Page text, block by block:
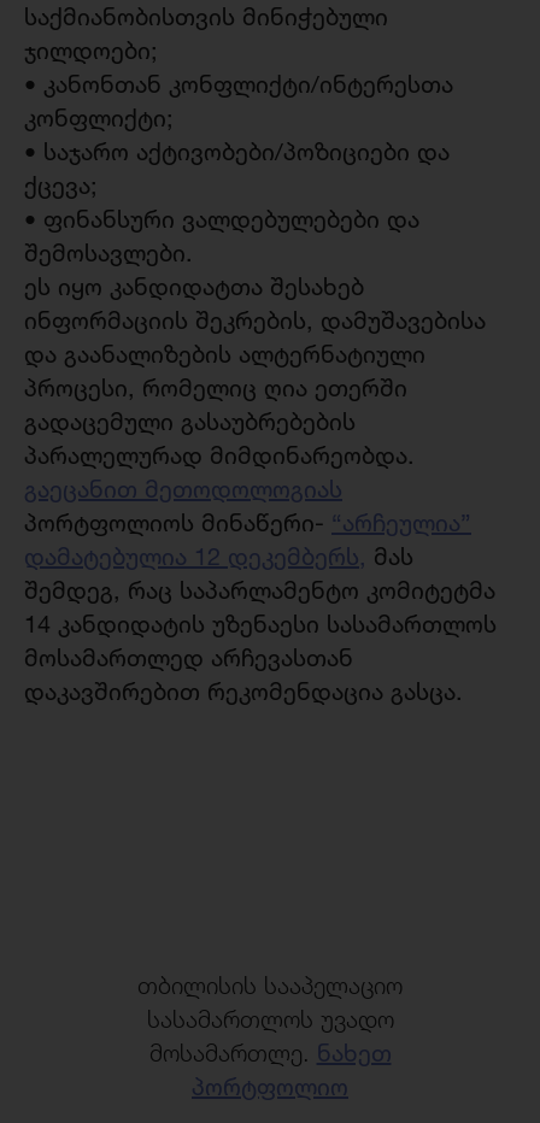
საქმიანობისთვის მინიჭებული
ჯილდოები;
• კანონთან კონფლიქტი/ინტერესთა
კონფლიქტი;
• საჯარო აქტივობები/პოზიციები და
ქცევა;
• ფინანსური ვალდებულებები და
შემოსავლები.
ეს იყო კანდიდატთა შესახებ
ინფორმაციის შეკრების, დამუშავებისა
და გაანალიზების ალტერნატიული
პროცესი, რომელიც ღია ეთერში
გადაცემული გასაუბრებების
პარალელურად მიმდინარეობდა.
გაეცანით მეთოდოლოგიას
პორტფოლიოს მინაწერი- “არჩეულია”
დამატებულია 12 დეკემბერს, მას
შემდეგ, რაც საპარლამენტო კომიტეტმა
14 კანდიდატის უზენაესი სასამართლოს
მოსამართლედ არჩევასთან
დაკავშირებით რეკომენდაცია გასცა.
თბილისის სააპელაციო
სასამართლოს უვადო
მოსამართლე. ნახეთ
პორტფოლიო